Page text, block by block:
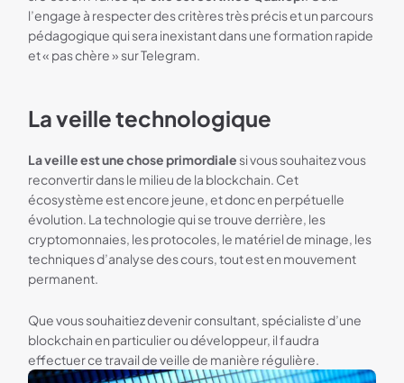
l’engage à respecter des critères très précis et un parcours
pédagogique qui sera inexistant dans une formation rapide
et « pas chère » sur Telegram.
La veille technologique
La veille est une chose primordialesi vous souhaitez vous
reconvertir dans le milieu de la blockchain. Cet
écosystème est encore jeune, et donc en perpétuelle
évolution. La technologie qui se trouve derrière, les
cryptomonnaies, les protocoles, le matériel de minage, les
techniques d’analyse des cours, tout est en mouvement
permanent.
Que vous souhaitiez devenir consultant, spécialiste d’une
blockchain en particulier ou développeur, il faudra
effectuer ce travail de veille de manière régulière.